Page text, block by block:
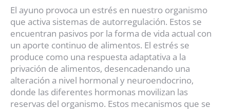
El ayuno provoca un estrés en nuestro organismo
que activa sistemas de autorregulación. Estos se
encuentran pasivos por la forma de vida actual con
un aporte continuo de alimentos. El estrés se
produce como una respuesta adaptativa a la
privación de alimentos, desencadenando una
alteración a nivel hormonal y neuroendocrino,
donde las diferentes hormonas movilizan las
reservas del organismo. Estos mecanismos que se